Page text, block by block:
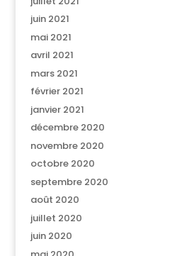
juin 2021
mai 2021
avril 2021
mars 2021
février 2021
janvier 2021
décembre 2020
novembre 2020
octobre 2020
septembre 2020
août 2020
juillet 2020
juin 2020